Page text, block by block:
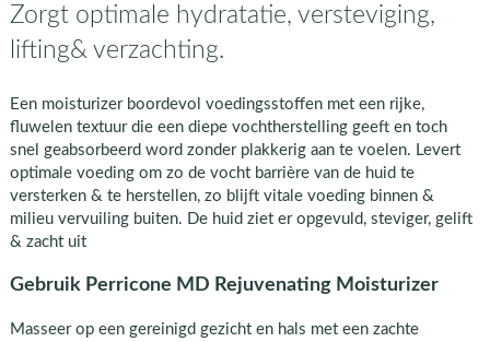
Zorgt optimale hydratatie, versteviging,
lifting& verzachting.
Een moisturizer boordevol voedingsstoffen met een rijke,
fluwelen textuur die een diepe vochtherstelling geeft en toch
snel geabsorbeerd word zonder plakkerig aan te voelen. Levert
optimale voeding om zo de vocht barrière van de huid te
versterken & te herstellen, zo blijft vitale voeding binnen &
milieu vervuiling buiten. De huid ziet er opgevuld, steviger, gelift
& zacht uit
Gebruik Perricone MD Rejuvenating Moisturizer
Masseer op een gereinigd gezicht en hals met een zachte